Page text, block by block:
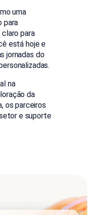
uma
para
para
está hoje e
jornadas do
na
da
os parceiros
e suporte